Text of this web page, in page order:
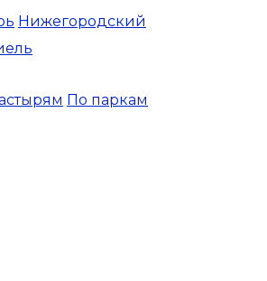
Нижегородский
По паркам